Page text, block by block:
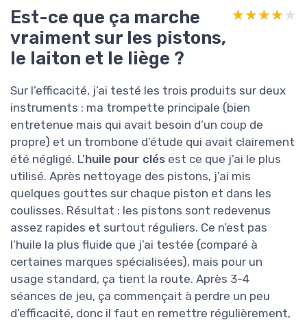
Est-ce que ça marche
vraiment sur les pistons,
le laiton et le liège ?
★★★★★
★★★★★
Sur l’efficacité, j’ai testé les trois produits sur deux
instruments : ma trompette principale (bien
entretenue mais qui avait besoin d’un coup de
propre) et un trombone d’étude qui avait clairement
été négligé. L’huile pour clés est ce que j’ai le plus
utilisé. Après nettoyage des pistons, j’ai mis
quelques gouttes sur chaque piston et dans les
coulisses. Résultat : les pistons sont redevenus
assez rapides et surtout réguliers. Ce n’est pas
l’huile la plus fluide que j’ai testée (comparé à
certaines marques spécialisées), mais pour un
usage standard, ça tient la route. Après 3-4
séances de jeu, ça commençait à perdre un peu
d’efficacité, donc il faut en remettre régulièrement,